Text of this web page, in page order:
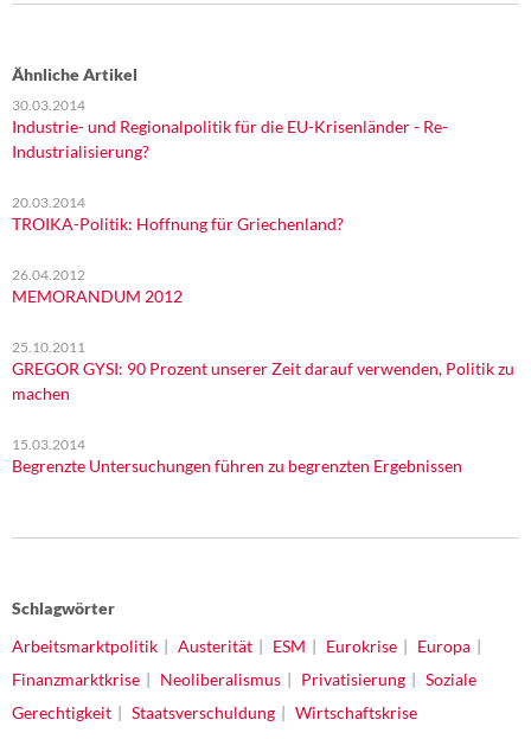
Ähnliche Artikel
30.03.2014
Industrie- und Regionalpolitik für die EU-Krisenländer - Re-
Industrialisierung?
20.03.2014
TROIKA-Politik: Hoffnung für Griechenland?
26.04.2012
MEMORANDUM 2012
25.10.2011
GREGOR GYSI: 90 Prozent unserer Zeit darauf verwenden, Politik zu
machen
15.03.2014
Begrenzte Untersuchungen führen zu begrenzten Ergebnissen
Schlagwörter
Arbeitsmarktpolitik
Austerität ESM Eurokrise
Europa
Finanzmarktkrise
Neoliberalismus Privatisierung
Soziale
Gerechtigkeit
Staatsverschuldung Wirtschaftskrise